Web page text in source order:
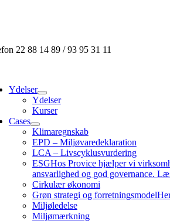
22 88 14 89 / 93 95 31 11
Ydelser
Ydelser
Kurser
Cases
Klimaregnskab
EPD – Miljøvaredeklaration
LCA – Livscyklusvurdering
ESGHos Provice hjælper vi
ansvarlighed og god governance.
Cirkulær økonomi
Grøn strategi og forretningsmodel
Miljøledelse
Miljømærkning